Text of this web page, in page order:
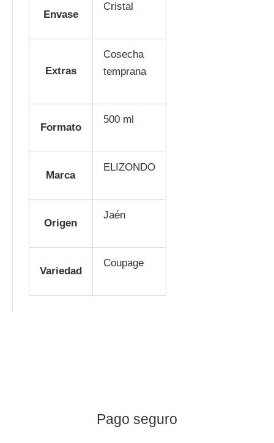
Envase
Cristal
Extras
Cosecha
temprana
Formato
500 ml
Marca
ELIZONDO
Origen
Jaén
Variedad
Coupage
Pago seguro